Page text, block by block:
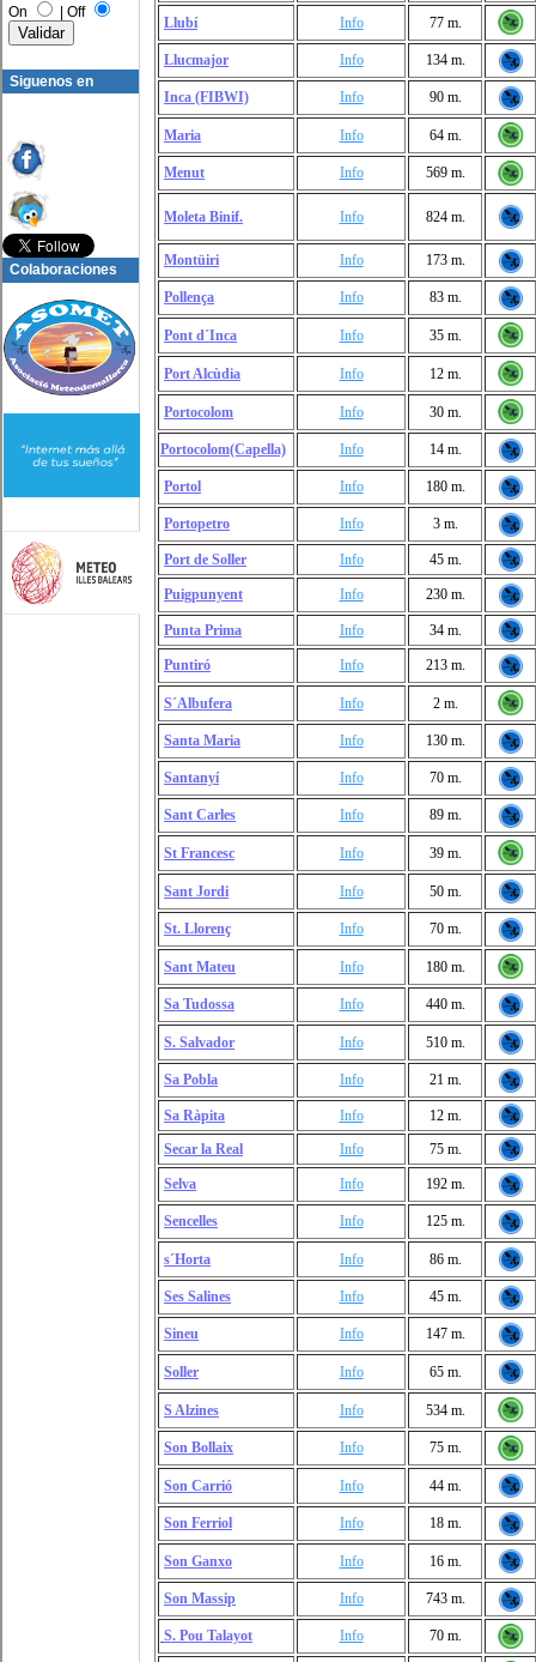
On
Off
Siguenos en
Colaboraciones
Llubí Info 77 m.
Llucmajor Info 134 m.
Inca (FIBWI) Info 90 m.
Maria Info 64 m.
Menut Info 569 m.
Moleta Binif. Info 824 m.
Montüiri Info 173 m.
Pollença Info 83 m.
Pont d´Inca Info 35 m.
Port Alcùdia Info 12 m.
Portocolom Info 30 m.
Portocolom(Capella) Info 14 m.
Portol Info 180 m.
Portopetro Info 3 m.
Port de Soller Info 45 m.
Puigpunyent Info 230 m.
Punta Prima Info 34 m.
Puntiró Info 213 m.
S´Albufera Info 2 m.
Santa Maria Info 130 m.
Santanyí Info 70 m.
Sant Carles Info 89 m.
St Francesc Info 39 m.
Sant Jordi Info 50 m.
St. Llorenç Info 70 m.
Sant Mateu Info 180 m.
Sa Tudossa Info 440 m.
S. Salvador Info 510 m.
Sa Pobla Info 21 m.
Sa Ràpita Info
12 m.
Secar la Real
Info 75 m.
Selva Info 192 m.
Sencelles Info 125 m.
s´Horta Info 86 m.
Ses Salines Info 45 m.
Sineu Info 147 m.
Soller Info 65 m.
S Alzines Info 534 m.
Son Bollaix Info 75 m.
Son Carrió Info 44 m.
Son Ferriol Info 18 m.
Son Ganxo Info 16 m.
Son Massip Info 743 m.
S. Pou Talayot Info 70 m.